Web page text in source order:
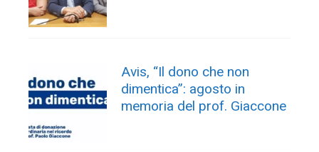
Avis, “Il dono che non
dimentica”: agosto in
memoria del prof. Giaccone